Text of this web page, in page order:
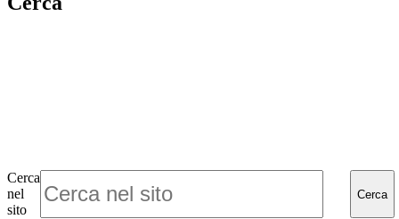
Cerca
nel
sito
Cerca